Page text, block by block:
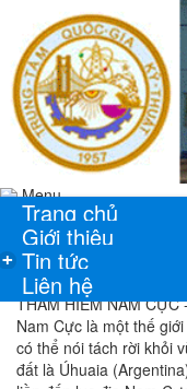
Menu
Trang chủ
Giới thiệu
+ Tin tức
Liên hệ
THÁM HIỂM NAM CỰC
Nam Cực là một thế
có thể nói tách rời khỏi
đất là Úhuaia